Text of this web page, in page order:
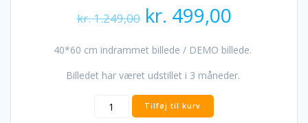
kr.1.249,00 Den
oprindelige
pris
var:
kr. 1.249,00.
kr. 499,00Den
pris
er:
kr.
40*60 cm indrammet billede / DEMO billede.
Billedet har været udstillet i 3 måneder.
Dybbøl
Mølle
Tilføj til kurv